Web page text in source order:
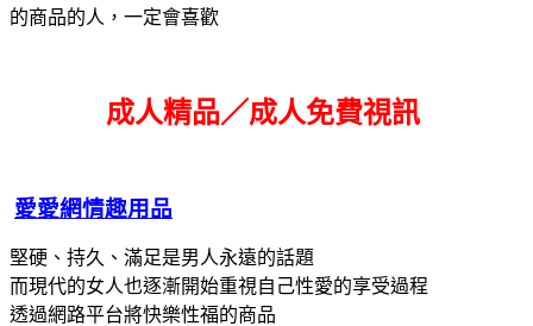
的商品的人，一定會喜歡
成人精品／成人免費視訊
愛愛網情趣用品
堅硬、持久、滿足是男人永遠的話題
而現代的女人也逐漸開始重視自己性愛的享受過程
透過網路平台將快樂性福的商品